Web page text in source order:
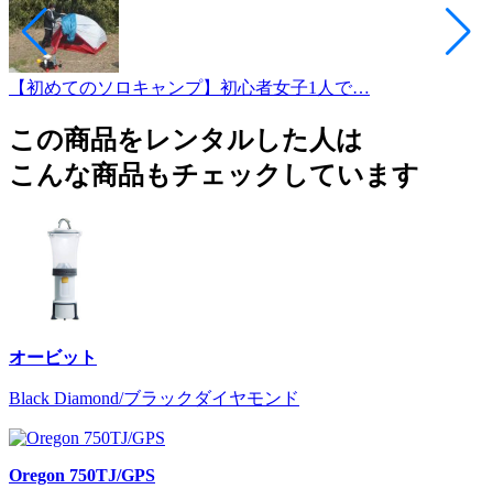
【初めてのソロキャンプ】初心者女子1人で…
この商品をレンタルした人は
こんな商品もチェックしています
オービット
Black Diamond/ブラックダイヤモンド
Oregon 750TJ/GPS